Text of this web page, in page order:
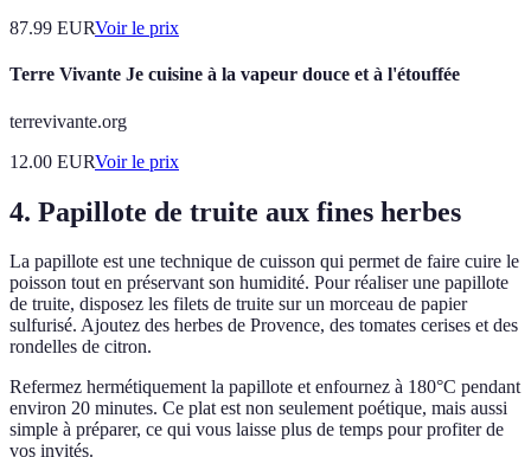
87.99 EURVoir le prix
Terre Vivante Je cuisine à la vapeur douce et à l'étouffée
terrevivante.org
12.00 EURVoir le prix
4. Papillote de truite aux fines herbes
La papillote est une technique de cuisson qui permet de faire cuire le
poisson tout en préservant son humidité. Pour réaliser une papillote
de truite, disposez les filets de truite sur un morceau de papier
sulfurisé. Ajoutez des herbes de Provence, des tomates cerises et des
rondelles de citron.
Refermez hermétiquement la papillote et enfournez à 180°C pendant
environ 20 minutes. Ce plat est non seulement poétique, mais aussi
simple à préparer, ce qui vous laisse plus de temps pour profiter de
vos invités.